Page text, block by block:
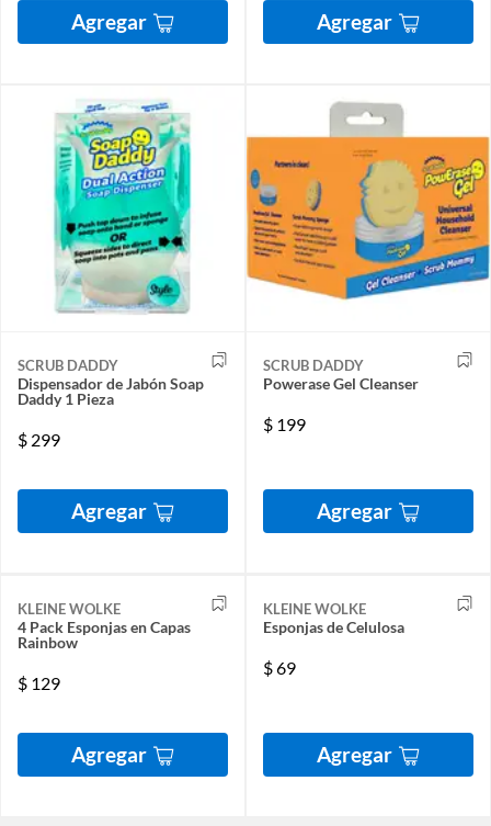
Agregar Agregar
SCRUB DADDY
Dispensador de Jabón Soap
Daddy 1 Pieza
$ 299
Agregar
SCRUB DADDY
Powerase Gel Cleanser
$ 199
Agregar
KLEINE WOLKE
4 Pack Esponjas en Capas
Rainbow
$ 129
Agregar
KLEINE WOLKE
Esponjas de Celulosa
$69
Agregar